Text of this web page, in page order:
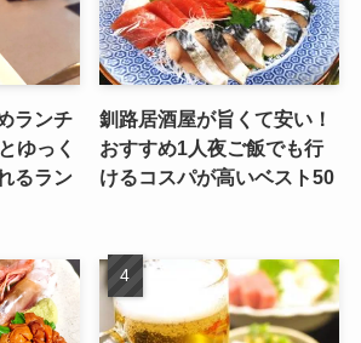
ランチ
ゆっく
るラン
釧路居酒屋が旨くて安い！
おすすめ1人夜ご飯でも行
けるコスパが高いベスト50